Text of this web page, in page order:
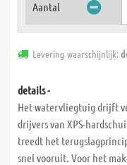
Aantal
Levering waarschijnlijk:
details -
Het watervliegtuig drijft
drijvers van XPS-
treedt het
snel vooruit. Voor het